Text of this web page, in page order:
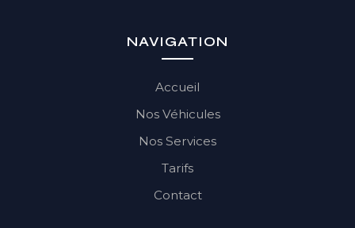
NAVIGATION
Accueil
Nos Véhicules
Nos Services
Tarifs
Contact